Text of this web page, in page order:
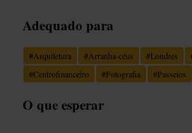
Adequado para
#Arquitetura #Arranha-céus #Londres
#Centrofinanceiro #Fotografia #Passeios
O que esperar